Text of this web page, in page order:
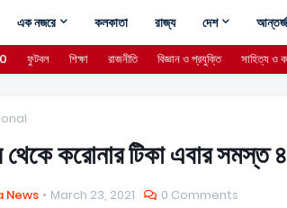
এক নজরে কলকাতা রাজ্য দেশ
ফুটবল শিক্ষা রাজনীতি বিজ্ঞান ও প্রযুক্তি সাহিত্য ও
করোনার টিকা এবার সমস্ত
News March 23, 2021 0 Comments